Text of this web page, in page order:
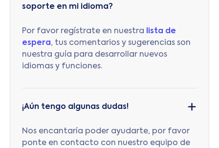
soporte en mi idioma?
Por favor regístrate en nuestra
lista de
espera, tus comentarios y sugerencias son
nuestra guía para desarrollar nuevos
idiomas y funciones.
¡Aún tengo algunas dudas!
Nos encantaría poder ayudarte, por favor
ponte en contacto con nuestro equipo de